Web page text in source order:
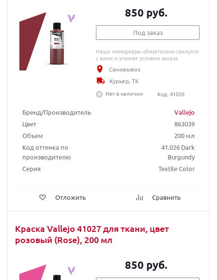
Бренд/Производитель
Vallejo
Цвет
863039
Объем
200 мл
Код оттенка по
производителю
41.026 Dark
Burgundy
Серия
Textile Color
Отложить Сравнить
850 руб.
Под заказ
Наши менеджеры обязательно свяжутся
с вами и уточнят условия заказа
Самовывоз
Курьер, ТК
Нет в наличии
Код: 41026
Краска Vallejo 41027 для ткани, цвет
розовый (Rose), 200 мл
850 руб.